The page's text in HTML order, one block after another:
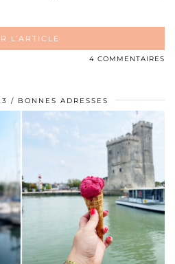
L’ARTICLE
4 COMMENTAIRES
BONNES ADRESSES